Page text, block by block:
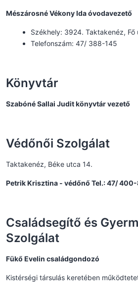
Mészárosné Vékony Ida óvodavezető
Székhely: 3924. Taktakenéz, Fő
Telefonszám: 47/ 388-145
Könyvtár
Szabóné Sallai Judit könyvtár vezető
Védőnői Szolgálat
Taktakenéz, Béke utca 14.
Petrik Krisztina - védőnő Tel.: 47/
Családsegítő és
Szolgálat
Fükő Evelin családgondozó
Kistérségi társulás keretében